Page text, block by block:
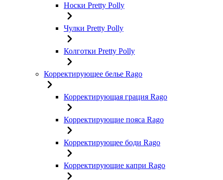
Носки Pretty Polly
Чулки Pretty Polly
Колготки Pretty Polly
Корректирующее белье Rago
Корректирующая грация Rago
Корректирующие пояса Rago
Корректирующее боди Rago
Корректирующие капри Rago